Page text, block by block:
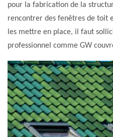
pour la fabrication de la
rencontrer des fenêtres de toit
les mettre en place, il faut
professionnel comme GW